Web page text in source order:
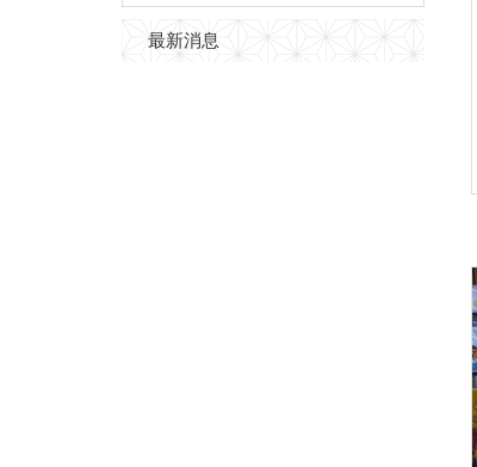
最新消息